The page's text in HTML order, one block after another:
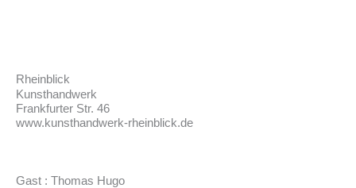
Rheinblick
Kunsthandwerk
Frankfurter Str. 46
www.kunsthandwerk-rheinblick.de
Gast : Thomas Hugo